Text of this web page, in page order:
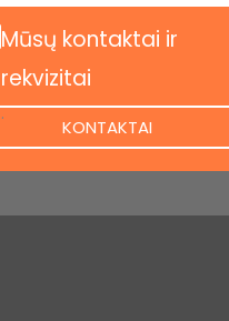
Mūsų kontaktai ir
rekvizitai
.
KONTAKTAI